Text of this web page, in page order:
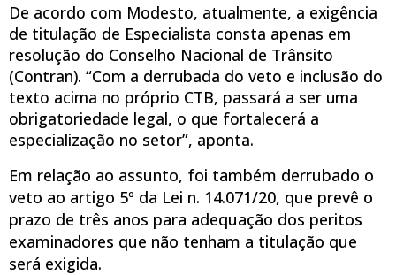
De acordo com Modesto, atualmente, a exigência
de titulação de Especialista consta apenas em
resolução do Conselho Nacional de Trânsito
(Contran). “Com a derrubada do veto e inclusão do
texto acima no próprio CTB, passará a ser uma
obrigatoriedade legal, o que fortalecerá a
especialização no setor”, aponta.
Em relação ao assunto, foi também derrubado o
veto ao artigo 5º da Lei n. 14.071/20, que prevê o
prazo de três anos para adequação dos peritos
examinadores que não tenham a titulação que
será exigida.